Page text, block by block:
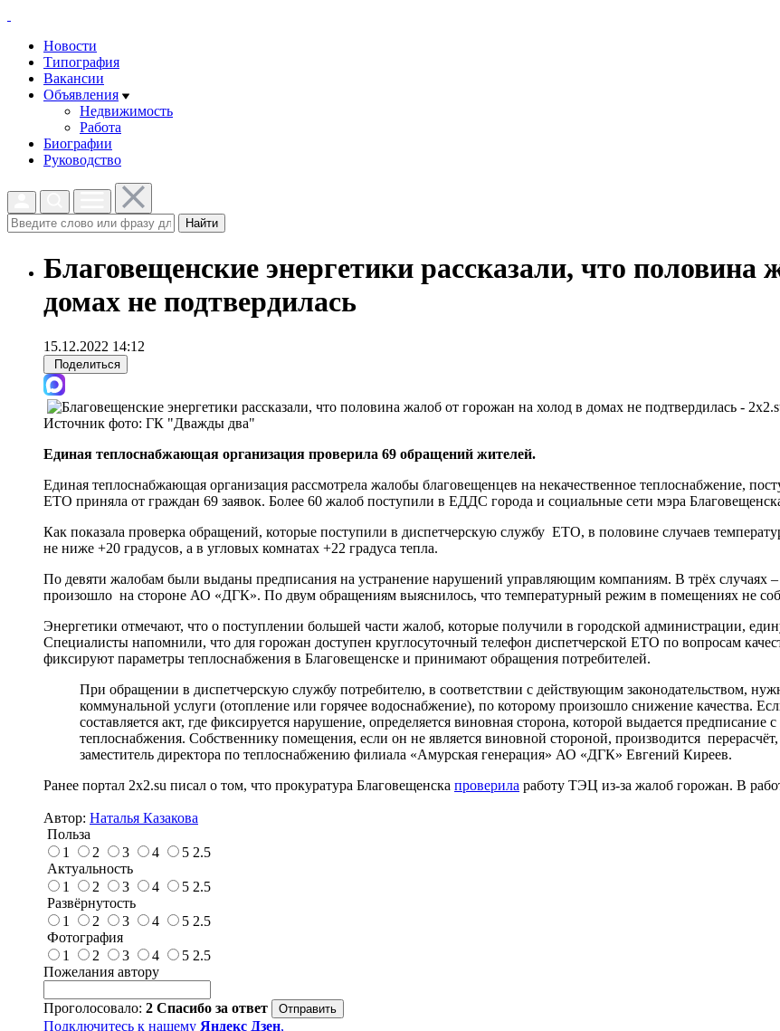
Новости
Типография
Вакансии
Объявления
Недвижимость
Работа
Биографии
Руководство
Найти
Благовещенские энергетики рассказали, что половина
домах не подтвердилась
15.12.2022 14:12
Поделиться
Источник фото: ГК "Дважды два"
Единая теплоснабжающая организация проверила 69 обращений жителей.
Единая теплоснабжающая организация рассмотрела жалобы благовещенцев на некачественное теплоснабжение,
ЕТО приняла от граждан 69 заявок. Более 60 жалоб поступили в ЕДДС города и социальные сети мэра
Как показала проверка обращений, которые поступили в диспетчерскую службу ЕТО, в половине случаев
не ниже +20 градусов, а в угловых комнатах +22 градуса тепла.
По девяти жалобам были выданы предписания на устранение нарушений управляющим компаниям. В трёх
произошло на стороне АО «ДГК». По двум обращениям выяснилось, что температурный режим в помещениях не
Энергетики отмечают, что о поступлении большей части жалоб, которые получили в городской администрации,
Специалисты напомнили, что для горожан доступен круглосуточный телефон диспетчерской ЕТО по вопросам
фиксируют параметры теплоснабжения в Благовещенске и принимают обращения потребителей.
При обращении в диспетчерскую службу потребителю, в соответствии с действующим законодательством,
коммунальной услуги (отопление или горячее водоснабжение), по которому произошло снижение качества.
составляется акт, где фиксируется нарушение, определяется виновная сторона, которой выдается
теплоснабжения. Собственнику помещения, если он не является виновной стороной, производится
заместитель директора по теплоснабжению филиала «Амурская генерация» АО «ДГК» Евгений Киреев.
Ранее портал 2x2.su писал о том, что прокуратура Благовещенска проверила работу ТЭЦ из-за жалоб горожан. В
Автор: Наталья Казакова
Польза
1
2 3 4 5 2.5
Актуальность
1
2 3 4 5 2.5
Развёрнутость
1
2 3 4 5 2.5
Фотография
1
2 3 4 5 2.5
Пожелания автору
Проголосовало: 2 Спасибо за ответ
Подключитесь к нашему Яндекс Дзен,